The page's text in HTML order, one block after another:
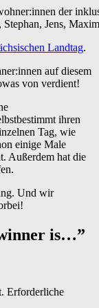
Jens,
Landtag.
auf diesem
von verdient!
ihren
Tag, wie
einige Male
Außerdem hat die
Und wir
is…”
Erforderliche